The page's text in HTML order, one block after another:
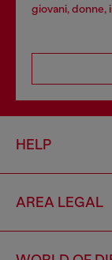
giovani, donne,
HELP
AREA LEGAL